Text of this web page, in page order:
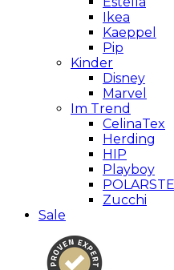
Ikea
Kaeppel
Pip
Kinder
Disney
Marvel
Im Trend
CelinaTex
Herding
HIP
Playboy
Zucchi
Sale